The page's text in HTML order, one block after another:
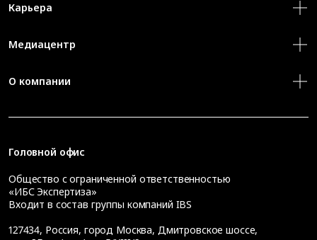
Карьера
Медиацентр
О компании
Головной офис
Общество с ограниченной ответственностью
«ИБС Экспертиза»
Входит в состав группы компаний IBS
127434, Россия, город Москва, Дмитровское шоссе,